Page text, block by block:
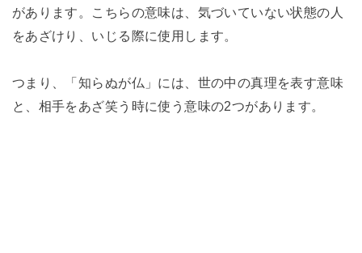
があります。こちらの意味は、気づいていない状態の人
をあざけり、いじる際に使用します。
つまり、「知らぬが仏」には、世の中の真理を表す意味
と、相手をあざ笑う時に使う意味の2つがあります。